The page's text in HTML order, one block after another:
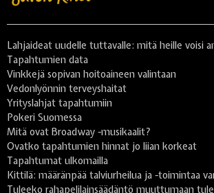
Lahjaideat uudelle tuttavalle: mitä heille voisi
Tapahtumien data
Vinkkejä sopivan hoitoaineen valintaan
Vedonlyönnin terveyshaitat
Yrityslahjat tapahtumiin
Pokeri Suomessa
Mitä ovat Broadway -musikaalit?
Ovatko tapahtumien hinnat jo liian korkeat
Tapahtumat ulkomailla
Kittilä: määränpää talviurheilua ja -toimintaa
Tuleeko rahapelilainsäädäntö muuttumaan